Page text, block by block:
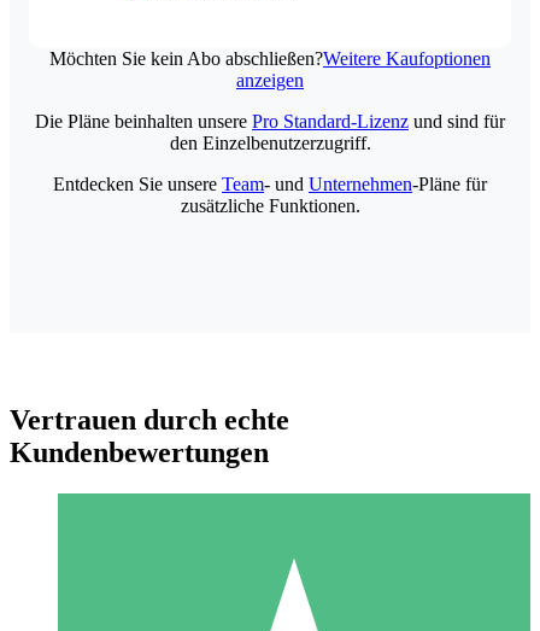
Möchten Sie kein Abo abschließen?Weitere Kaufoptionen
anzeigen
Die Pläne beinhalten unsere Pro Standard-Lizenz und sind für
den Einzelbenutzerzugriff.
Entdecken Sie unsere Team- und Unternehmen-Pläne für
zusätzliche Funktionen.
Vertrauen durch echte
Kundenbewertungen